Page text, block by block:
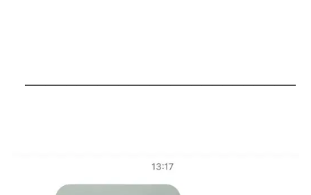
──────────────────────────